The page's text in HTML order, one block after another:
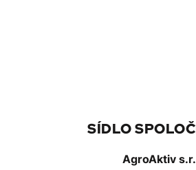
SÍDLO
AgroAktiv